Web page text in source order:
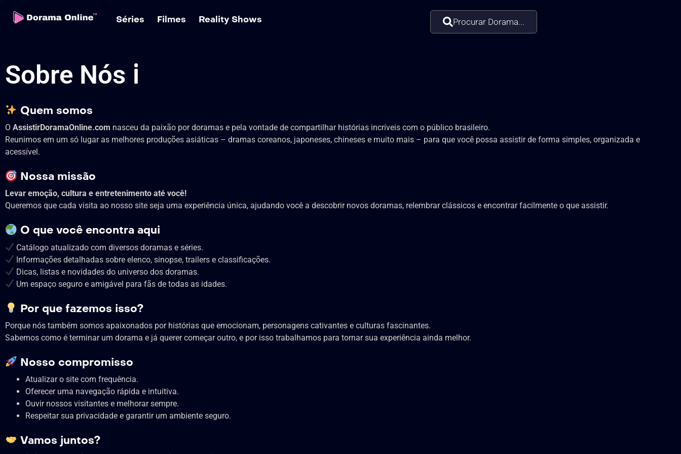
Séries Filmes Reality Shows Procurar Dorama...
Sobre Nós ℹ
Quem somos
O AssistirDoramaOnline.com nasceu da paixão por doramas e pela vontade de compartilhar histórias incríveis com o público brasileiro.
Reunimos em um só lugar as melhores produções asiáticas – dramas coreanos, japoneses, chineses e muito mais – para que você possa assistir de forma simples, organizada e
acessível.
Nossa missão
Levar emoção, cultura e entretenimento até você!
Queremos que cada visita ao nosso site seja uma experiência única, ajudando você a descobrir novos doramas, relembrar clássicos e encontrar facilmente o que assistir.
O que você encontra aqui
Catálogo atualizado com diversos doramas e séries.
Informações detalhadas sobre elenco, sinopse, trailers e classificações.
Dicas, listas e novidades do universo dos doramas.
Um espaço seguro e amigável para fãs de todas as idades.
Por que fazemos isso?
Porque nós também somos apaixonados por histórias que emocionam, personagens cativantes e culturas fascinantes.
Sabemos como é terminar um dorama e já querer começar outro, e por isso trabalhamos para tornar sua experiência ainda melhor.
Nosso compromisso
Atualizar o site com frequência.
Oferecer uma navegação rápida e intuitiva.
Ouvir nossos visitantes e melhorar sempre.
Respeitar sua privacidade e garantir um ambiente seguro.
Vamos juntos?